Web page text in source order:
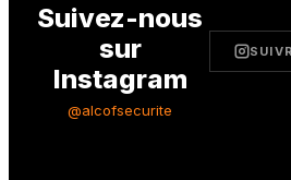
Suivez-nous
sur
Instagram
@alcofsecurite